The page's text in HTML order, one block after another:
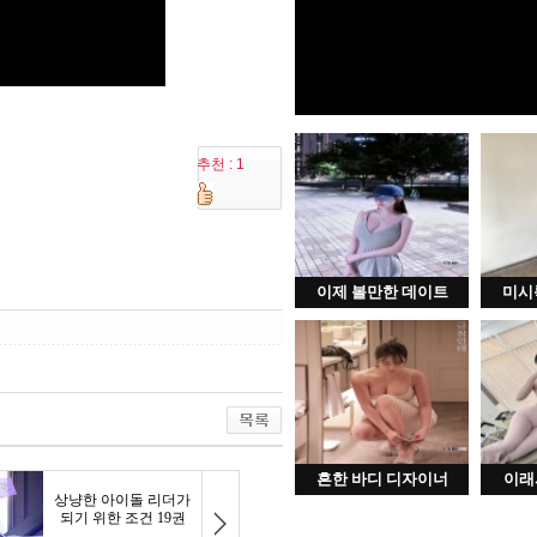
이제 볼만한 데이트 미시
흔한 바디 디자이너 이
추천 : 1